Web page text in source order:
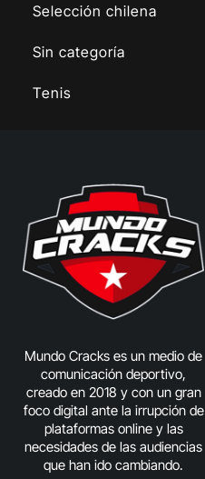
Selección chilena
Sin categoría
Tenis
Mundo Cracks es un medio de
comunicación deportivo,
creado en 2018 y con un gran
foco digital ante la irrupción de
plataformas online y las
necesidades de las audiencias
que han ido cambiando.